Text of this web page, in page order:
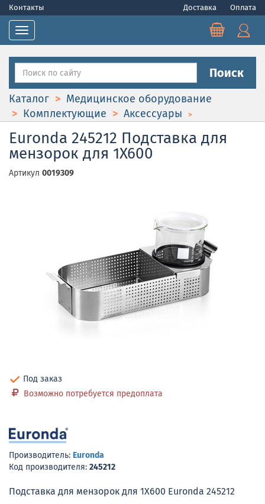
Контакты Доставка Оплата
Toggle navigation
Поиск
Каталог
Медицинское оборудование
Комплектующие
Аксессуары
Euronda 245212 Подставка для
мензорок для 1X600
Артикул 0019309
Под заказ
Возможно потребуется предоплата
Производитель: Euronda
Код производителя: 245212
Подставка для мензорок для 1X600 Euronda 245212